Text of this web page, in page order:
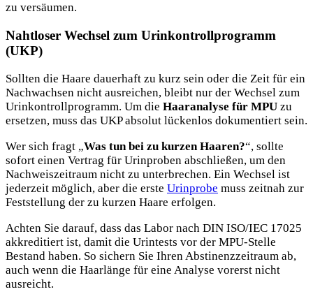
zu versäumen.
Nahtloser Wechsel zum Urinkontrollprogramm
(UKP)
Sollten die Haare dauerhaft zu kurz sein oder die Zeit für ein
Nachwachsen nicht ausreichen, bleibt nur der Wechsel zum
Urinkontrollprogramm. Um die Haaranalyse für MPU zu
ersetzen, muss das UKP absolut lückenlos dokumentiert sein.
Wer sich fragt „Was tun bei zu kurzen Haaren?“, sollte
sofort einen Vertrag für Urinproben abschließen, um den
Nachweiszeitraum nicht zu unterbrechen. Ein Wechsel ist
jederzeit möglich, aber die erste Urinprobe muss zeitnah zur
Feststellung der zu kurzen Haare erfolgen.
Achten Sie darauf, dass das Labor nach DIN ISO/IEC 17025
akkreditiert ist, damit die Urintests vor der MPU-Stelle
Bestand haben. So sichern Sie Ihren Abstinenzzeitraum ab,
auch wenn die Haarlänge für eine Analyse vorerst nicht
ausreicht.